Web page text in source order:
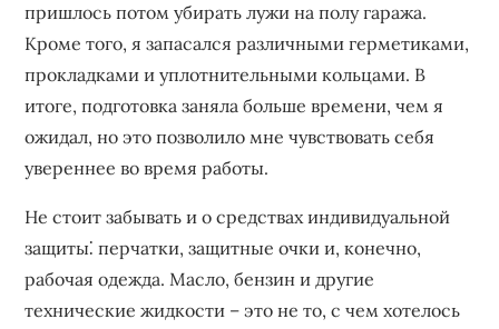
пришлось потом убирать лужи на полу гаража.
Кроме того, я запасался различными герметиками,
прокладками и уплотнительными кольцами. В
итоге, подготовка заняла больше времени, чем я
ожидал, но это позволило мне чувствовать себя
увереннее во время работы.
Не стоит забывать и о средствах индивидуальной
защиты⁚ перчатки, защитные очки и, конечно,
рабочая одежда. Масло, бензин и другие
технические жидкости – это не то, с чем хотелось